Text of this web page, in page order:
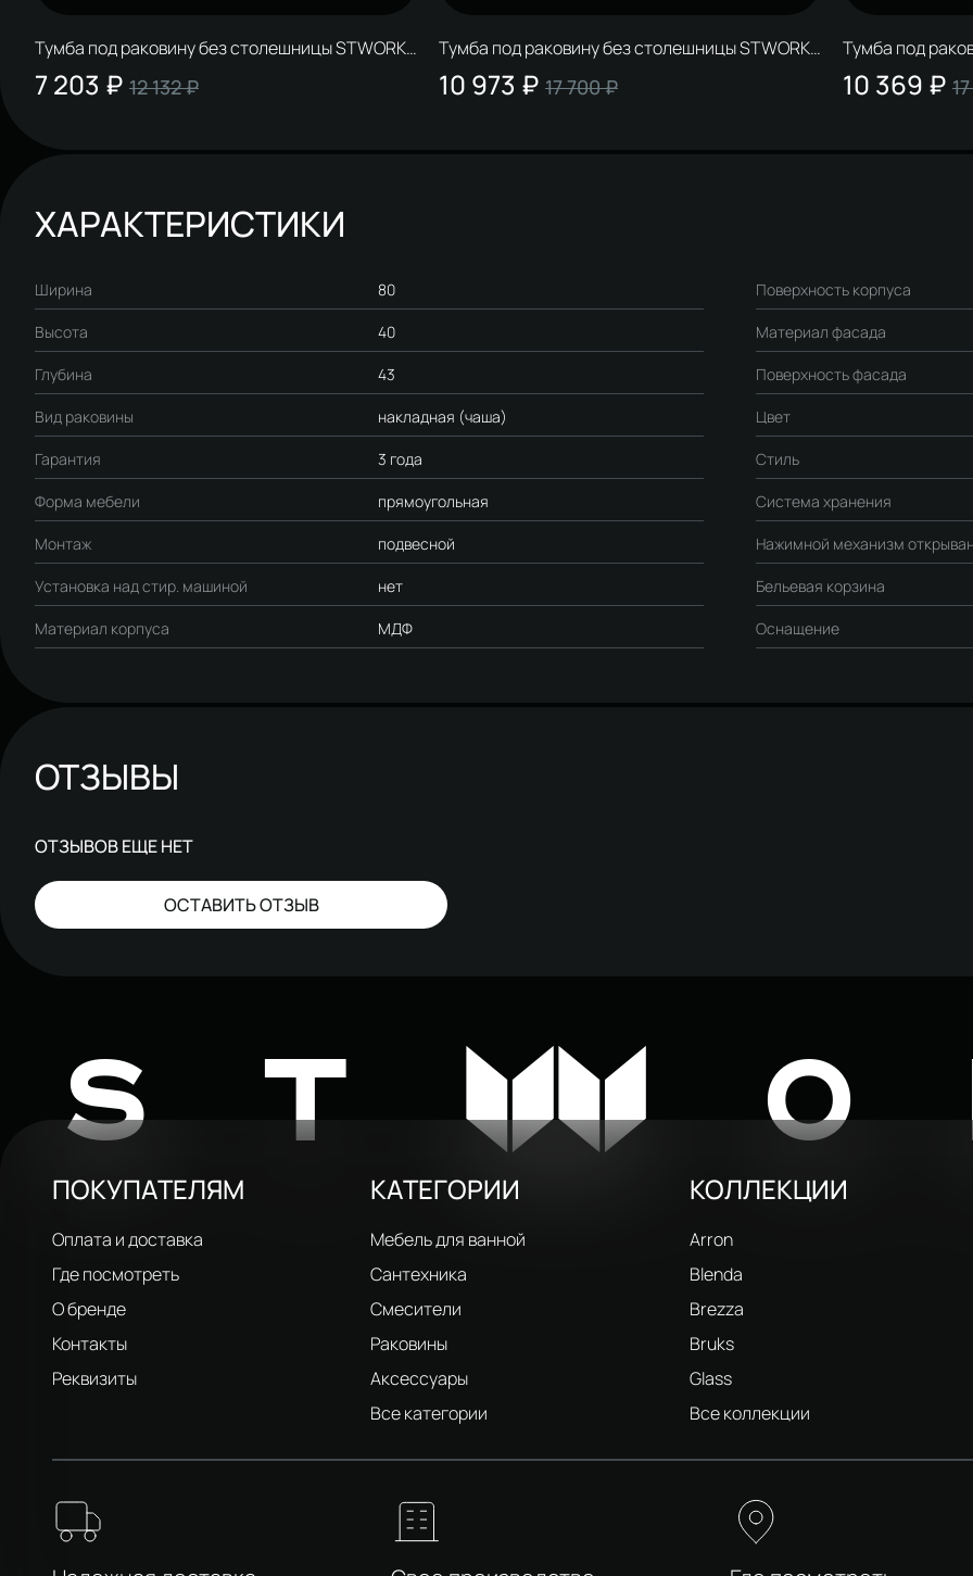
Тумба под раковину без столешницы STWORKI
Мурманск 60 (FR2) подвесная, антрацит
7 203 ₽ 12 132 ₽
Тумба под раковину без столешницы STWORKI
Мурманск 80 (FR1) напольная, белая
10 973 ₽ 17 700 ₽
Тумба под
Мурманск 70
10 369 ₽
ХАРАКТЕРИСТИКИ
Ширина 80
Высота 40
Глубина 43
Вид раковины накладная (чаша)
Гарантия 3 года
Форма мебели прямоугольная
Монтаж подвесной
Установка над стир. машиной нет
Материал корпуса МДФ
Поверхность корпуса
Материал фасада
Поверхность фасада
Цвет
Стиль
Система хранения
Нажимной механизм
Бельевая корзина
Оснащение
ОТЗЫВЫ
ОТЗЫВОВ ЕЩЕ НЕТ
ОСТАВИТЬ ОТЗЫВ
STW
ПОКУПАТЕЛЯМ
Оплата и доставка
Где посмотреть
О бренде
Контакты
Реквизиты
КАТЕГОРИИ
Мебель для ванной
Сантехника
Смесители
Раковины
Аксессуары
Все категории
КОЛЛЕКЦИИ
Arron
Blenda
Brezza
Bruks
Glass
Все коллекции